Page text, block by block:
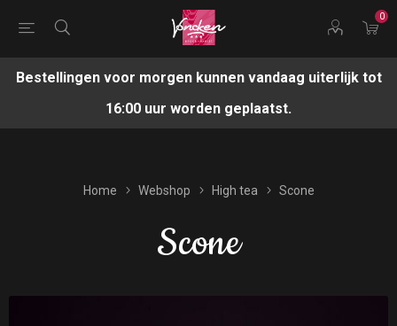
0
Bestellingen voor morgen kunnen vandaag uiterlijk tot
16:00 uur worden geplaatst.
Home Webshop High tea Scone
Scone